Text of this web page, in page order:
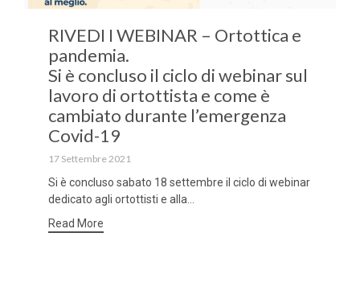
RIVEDI I WEBINAR – Ortottica e
pandemia.
Si è concluso il ciclo di webinar sul
lavoro di ortottista e come è
cambiato durante l’emergenza
Covid-19
17 Settembre 2021
Si è concluso sabato 18 settembre il ciclo di webinar
dedicato agli ortottisti e alla...
Read More